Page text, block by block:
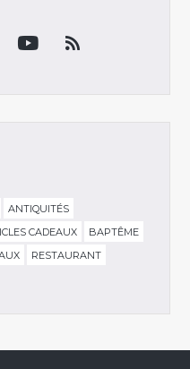
ANTIQUITÉS
CADEAUX
BAPTÊME
RESTAURANT